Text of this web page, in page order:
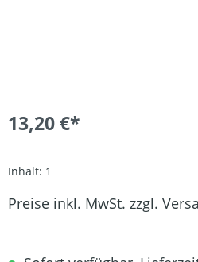
13,20 €*
Inhalt: 1
Preise inkl. MwSt. zzgl.